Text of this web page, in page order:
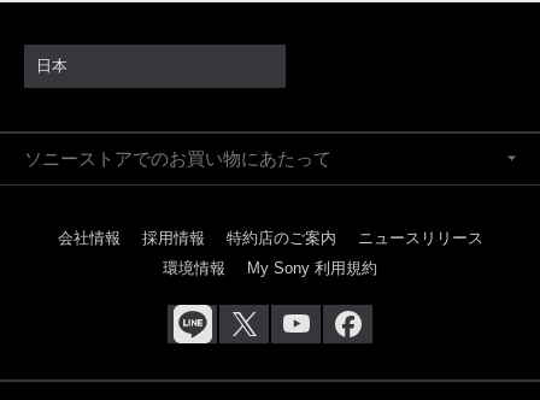
日本
ソニーストアでのお買い物にあたって
会社情報 採用情報 特約店のご案内
ニュースリリース
環境情報
My Sony 利用規約